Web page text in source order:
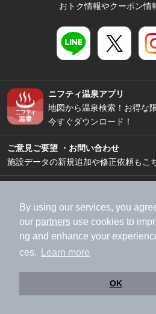
By using our services, you
our partners use cookies to
ng and enhance your
ces.
Learn more
OK
おトク情報やクーポン情
ニフティ温泉アプリ
地図から温泉検索！お得な
今すぐダウンロード！
ご意見ご要望 ・お問い合わせ
施設データの新規追加や修正依頼もこ
加盟店募集（資料請求）
利用規約
ライフスタイル
特定商取引法に基づく表記
運営会社